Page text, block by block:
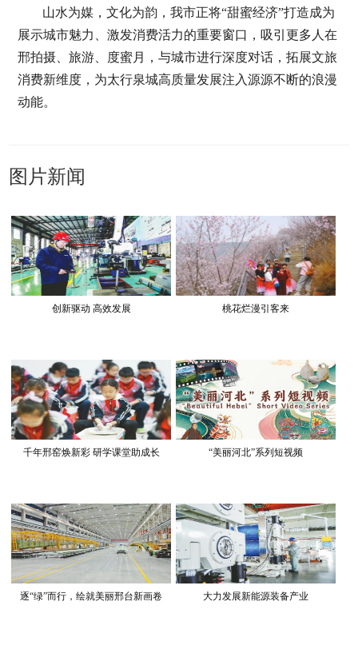
山水为媒，文化为韵，我市正将“甜蜜经济”打造成为
展示城市魅力、激发消费活力的重要窗口，吸引更多人在
邢拍摄、旅游、度蜜月，与城市进行深度对话，拓展文旅
消费新维度，为太行泉城高质量发展注入源源不断的浪漫
动能。
图片新闻
创新驱动 高效发展 桃花烂漫引客来
千年邢窑焕新彩 研学课堂助成长 “美丽河北”系列短视频
逐“绿”而行，绘就美丽邢台新画卷 大力发展新能源装备产业